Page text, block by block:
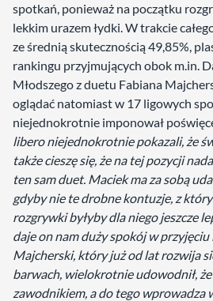
spotkań, ponieważ na początku
lekkim urazem łydki. W trakcie
ze średnią skutecznością 49,85%,
rankingu przyjmujących obok m.in.
Młodszego z duetu Fabiana
oglądać natomiast w 17 ligowych
niejednokrotnie imponował
libero niejednokrotnie pokazali, że
także cieszę się, że na tej pozycji
ten sam duet. Maciek ma za sobą
gdyby nie te drobne kontuzje, z
rozgrywki byłyby dla niego jeszcze
daje on nam duży spokój w
Majcherski, który już od lat rozwija
barwach, wielokrotnie udowodnił,
zawodnikiem, a do tego wprowadza